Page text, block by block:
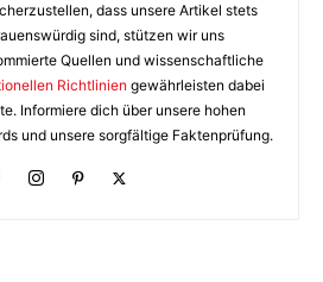
dass unsere Artikel stets
sind, stützen wir uns
Quellen und wissenschaftliche
Richtlinien gewährleisten dabei
Informiere dich über unsere hohen
und unsere sorgfältige Faktenprüfung.